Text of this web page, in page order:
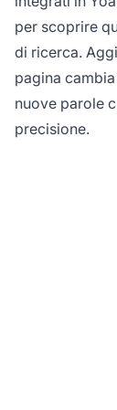
per scoprire
di ricerca.
pagina
nuove parole
precisione.